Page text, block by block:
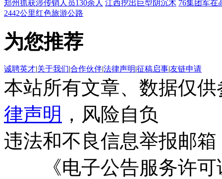
郑州抓获涉传销人员130余人 江西挖出巨型阴沉木 76集团军在
2442公里红色旅游公路
为您推荐
诚聘英才|关于我们|合作伙伴|法律声明|征稿启事|友链申请
本站所有文章、数据仅
律声明 ，风险自负
违法和不良信息举报邮箱
《电子公告服务许可